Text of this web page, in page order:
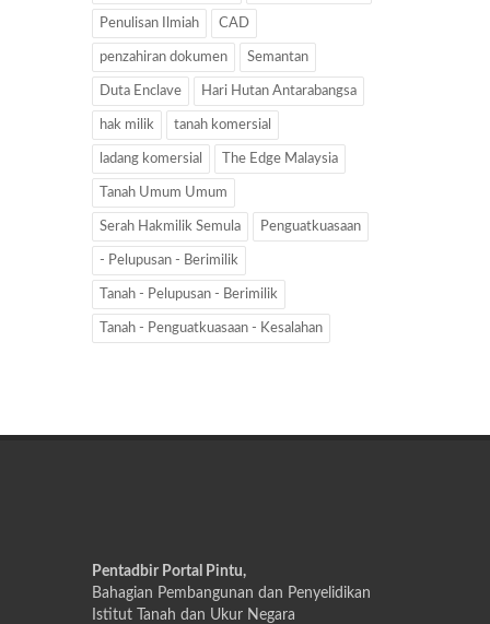
Penulisan Ilmiah CAD
penzahiran dokumen Semantan
Duta Enclave Hari Hutan Antarabangsa
hak milik tanah komersial
ladang komersial The Edge Malaysia
Tanah Umum Umum
Serah Hakmilik Semula Penguatkuasaan
- Pelupusan - Berimilik
Tanah - Pelupusan - Berimilik
Tanah - Penguatkuasaan - Kesalahan
Pentadbir Portal Pintu,
Bahagian Pembangunan dan Penyelidikan
Istitut Tanah dan Ukur Negara